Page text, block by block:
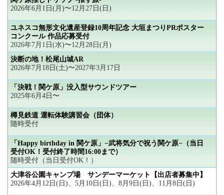
2026年6月1日(月)〜12月27日(日)
ユネスコ無形文化遺産登録10周年記念 大垣まつりPRポスター
コンクール 作品応募受付
2026年7月1日(水)〜12月28日(月)
決断の地！松尾山城AR
2026年7月18日(土)〜2027年3月17日
「決戦！関ケ原」没入型サウンドツアー
2025年6月4日〜
樽見鉄道 運転体験講習会（団体）
随時受付
「Happy birthday in 関ケ原」−武将気分で祝う関ケ原−（当日
受付OK！受付終了時間16:00まで）
随時受付（当日受付OK！）
大津谷公園キャンプ場 サンデーマーケット【出店者募集中】
2026年4月12日(日)、5月10日(日)、8月9日(日)、11月8日(日)